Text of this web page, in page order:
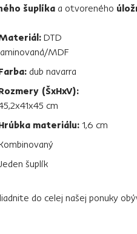
šuplíka a otvoreného
DTD
MDF
dub navarra
(ŠxHxV):
cm
materiálu: 1,6 cm
šuplík
do celej našej ponuky